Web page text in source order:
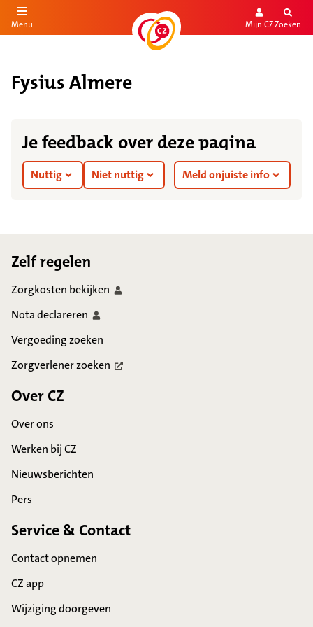
de inhoud
Menu Mijn CZZoeken
Fysius Almere
Je feedback over deze pagina
Nuttig Niet nuttig Meld onjuiste info
Zelf regelen
Zorgkosten bekijken
Notadeclareren
Vergoeding zoeken
Zorgverlenerzoeken
Over CZ
Over ons
Werken bij CZ
Nieuwsberichten
Pers
Service & Contact
Contact opnemen
CZ app
Wijziging doorgeven